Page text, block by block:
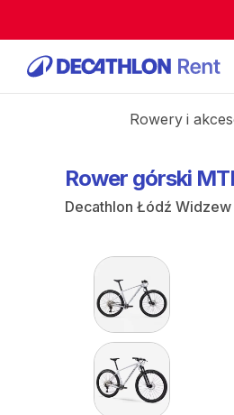
Rowery i
Rower górski
Decathlon Łódź Widzew